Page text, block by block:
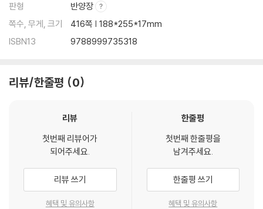
제12장 대인관계 효과성 향상시키기
DEAR MAN 기술 익히기
GIVE 기술로 커뮤니케이션하기
FAST 기술을 통해 진실성을 지키기
모든 기술을 통합하기
제13장 중용 지키기
협력과 타협으로 포용하기
제4부 DBT 치료 기법
판형
반양장
쪽수, 무게, 크기
416쪽 | 188*255*17mm
ISBN13
9788999735318
리뷰/한줄평 0
리뷰
첫번째 리뷰어가
되어주세요.
리뷰 쓰기
혜택 및 유의사항
한줄평
첫번째 한줄평을
남겨주세요.
한줄평 쓰기
혜택 및 유의사항